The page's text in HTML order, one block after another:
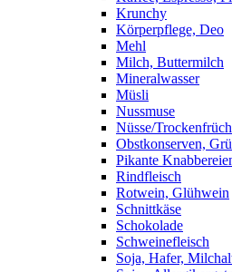
Krunchy
Körperpflege, Deo
Mehl
Milch, Buttermilch
Mineralwasser
Müsli
Nussmuse
Nüsse/
Obstkonserven,
Pikante
Rindfleisch
Rotwein, Glühwein
Schnittkäse
Schokolade
Schweinefleisch
Soja, Hafer,